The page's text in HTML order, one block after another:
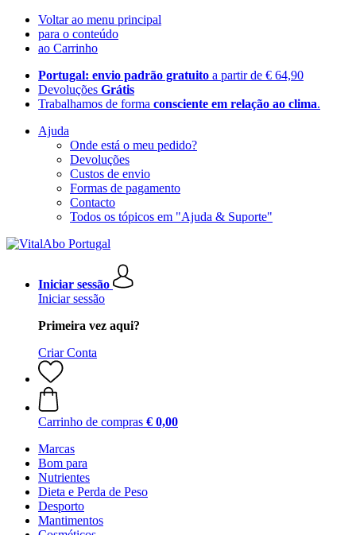
Voltar ao menu principal
para o conteúdo
ao Carrinho
Portugal: envio padrão gratuito a partir de € 64,90
Devoluções Grátis
Trabalhamos de forma consciente em relação ao clima.
Ajuda
Onde está o meu pedido?
Devoluções
Custos de envio
Formas de pagamento
Contacto
Todos os tópicos em "Ajuda & Suporte"
Iniciar sessão
Iniciar sessão
Primeira vez aqui?
Criar Conta
Carrinho de compras € 0,00
Marcas
Bom para
Nutrientes
Dieta e Perda de Peso
Desporto
Mantimentos